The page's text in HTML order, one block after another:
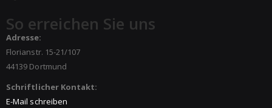
So erreichen Sie uns
Adresse:
Florianstr. 15-21/107
44139 Dortmund
Schriftlicher Kontakt:
E-Mail schreiben